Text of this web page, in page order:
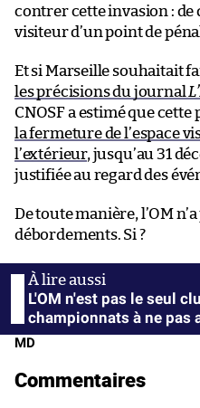
contrer cette invasion :
visiteur d’un point de
Et si Marseille souhaitait
les précisions du journal
CNOSF a estimé que
la fermeture de l’espace
l’extérieur, jusqu’au 31
justifiée au regard des
De toute manière, l’OM
débordements. Si ?
L'OM n'est pas le seul
championnats à ne pas
MD
Commentaires